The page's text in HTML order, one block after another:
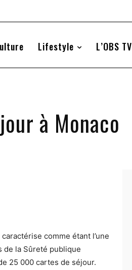
Lifestyle L’OBS TV
à Monaco
comme étant l’une
de la Sûreté publique
25 000 cartes de séjour.